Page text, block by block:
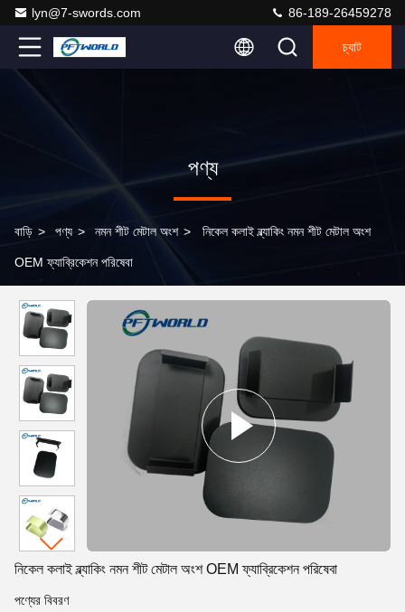
lyn@7-swords.com 86-189-26459278
চ্যাট
পণ্য
বাড়ি > পণ্য > নমন শীট মেটাল অংশ > নিকেল কলাই ব্ল্যাকিং নমন শীট মেটাল অংশ
OEM ফ্যাব্রিকেশন পরিষেবা
নিকেল কলাই ব্ল্যাকিং নমন শীট মেটাল অংশ OEM ফ্যাব্রিকেশন পরিষেবা
পণ্যের বিবরণ